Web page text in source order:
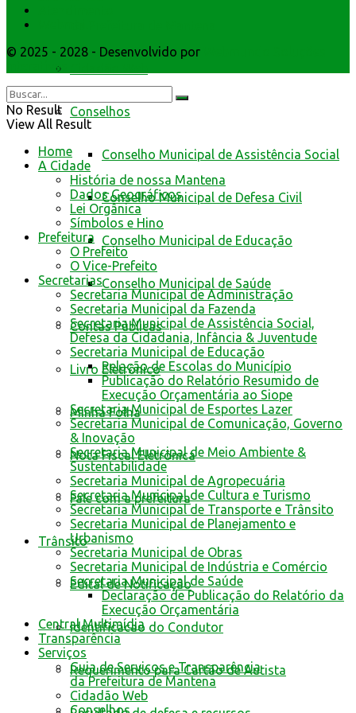
Conselhos
Conselho Municipal de Assistência Social
Conselho Municipal de Defesa Civil
Conselho Municipal de Educação
Conselho Municipal de Saúde
Contas Públicas
Livro Eletrônico
Minha Folha
Nota Fiscal Eletrônica
Fale com a prefeitura
Trânsito
Edital de Notificação
Identificacao do Condutor
Requerimento para Cartão de Autista
© 2025 - 2028 - Desenvolvido por
Interativas
No Result
View All Result
Home
A Cidade
História de nossa Mantena
Dados Geográficos
Lei Orgânica
Símbolos e Hino
Prefeitura
O Prefeito
O Vice-Prefeito
Secretarias
Secretaria Municipal de Administração
Secretaria Municipal da Fazenda
Secretaria Municipal de Assistência Social,
Defesa da Cidadania, Infância & Juventude
Secretaria Municipal de Educação
Relação de Escolas do Município
Publicação do Relatório Resumido de
Execução Orçamentária ao Siope
Secretaria Municipal de Esportes Lazer
Secretaria Municipal de Comunicação, Governo
& Inovação
Secretaria Municipal de Meio Ambiente &
Sustentabilidade
Secretaria Municipal de Agropecuária
Secretaria Municipal de Cultura e Turismo
Secretaria Municipal de Transporte e Trânsito
Secretaria Municipal de Planejamento e
Urbanismo
Secretaria Municipal de Obras
Secretaria Municipal de Indústria e Comércio
Secretaria Municipal de Saúde
Declaração de Publicação do Relatório da
Execução Orçamentária
Central Multimídia
Transparência
Serviços
Guia de Serviços e Transparência
da Prefeitura de Mantena
Cidadão Web
Conselhos